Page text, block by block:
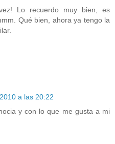
Lo recuerdo muy bien, es
Qué bien, ahora ya tengo la
a las 20:22
y con lo que me gusta a mi